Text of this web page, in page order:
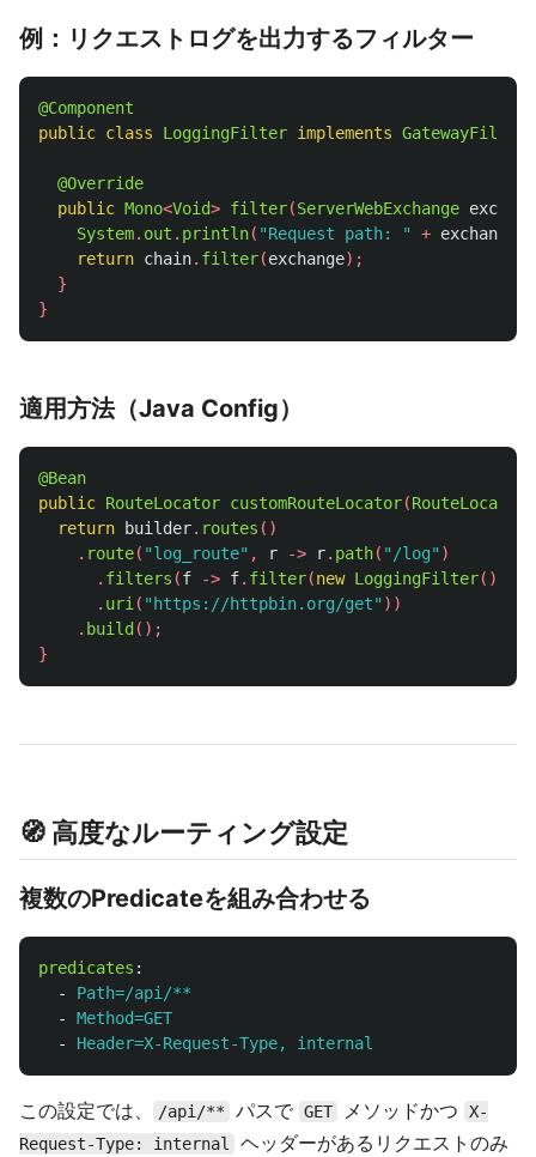
例：リクエストログを出力するフィルター
@Component
public class LoggingFilter implements GatewayFilter
@Override
public Mono<Void> filter(ServerWebExchange
System. out . println( "Request path: " + exchange
return chain. filter(exchange);
}
}
適用方法（Java Config）
@Bean
public RouteLocator customRouteLocator(
return
builder. routes ()
. route( "log_route" , r -> r. path( "/log" )
. filters (f -> f. filter(new LoggingFilter()))
. uri ( "https://httpbin.org/get" ))
. build ();
}
🧭 高度なルーティング設定
複数のPredicateを組み合わせる
predicates :
-
Path=/api/**
-
Method=GET
-
Header=X-Request-Type, internal
この設定では、 /api/** パスで GET メソッドかつ
X-
Request-Type: internal
ヘッダーがあるリクエストのみ